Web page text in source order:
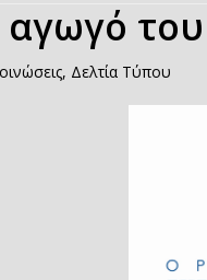
αγωγό
, Δελτία Τύπου